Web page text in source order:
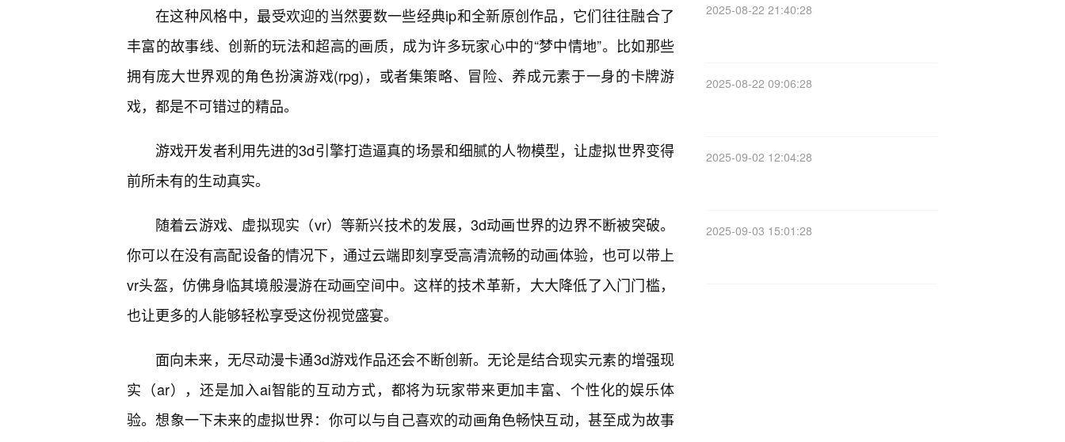
在这种风格中，最受欢迎的当然要数一些经典ip和全新原创作品，它们往往融合了
丰富的故事线、创新的玩法和超高的画质，成为许多玩家心中的“梦中情地”。比如那些
拥有庞大世界观的角色扮演游戏(rpg)，或者集策略、冒险、养成元素于一身的卡牌游
戏，都是不可错过的精品。
游戏开发者利用先进的3d引擎打造逼真的场景和细腻的人物模型，让虚拟世界变得
前所未有的生动真实。
随着云游戏、虚拟现实（vr）等新兴技术的发展，3d动画世界的边界不断被突破。
你可以在没有高配设备的情况下，通过云端即刻享受高清流畅的动画体验，也可以带上
vr头盔，仿佛身临其境般漫游在动画空间中。这样的技术革新，大大降低了入门门槛，
也让更多的人能够轻松享受这份视觉盛宴。
面向未来，无尽动漫卡通3d游戏作品还会不断创新。无论是结合现实元素的增强现
实（ar），还是加入ai智能的互动方式，都将为玩家带来更加丰富、个性化的娱乐体
验。想象一下未来的虚拟世界：你可以与自己喜欢的动画角色畅快互动，甚至成为故事
2025-08-22 21:40:28
2025-08-22 09:06:28
2025-09-02 12:04:28
2025-09-03 15:01:28